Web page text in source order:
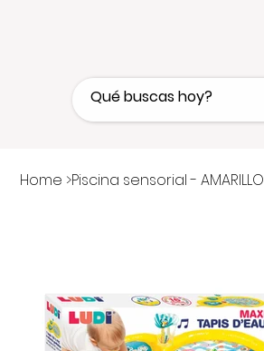
Home >Piscina sensorial - AMARILLO